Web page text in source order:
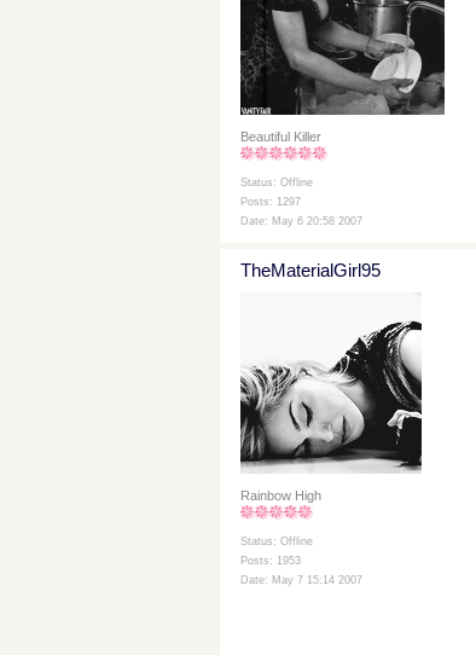
Beautiful Killer
Status: Offline
Posts: 1297
Date: May 6 20:58 2007
TheMaterialGirl95
Rainbow High
Status: Offline
Posts: 1953
Date: May 7 15:14 2007